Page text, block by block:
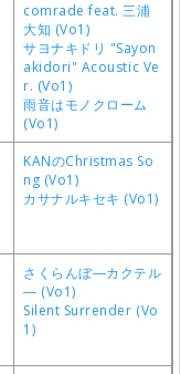
comrade feat. 三浦
大知 (Vo1)
サヨナキドリ "Sayon
akidori" Acoustic Ve
r. (Vo1)
雨音はモノクローム
(Vo1)
KANのChristmas So
ng (Vo1)
カサナルキセキ (Vo1)
さくらんぼ―カクテル
― (Vo1)
Silent Surrender (Vo
1)